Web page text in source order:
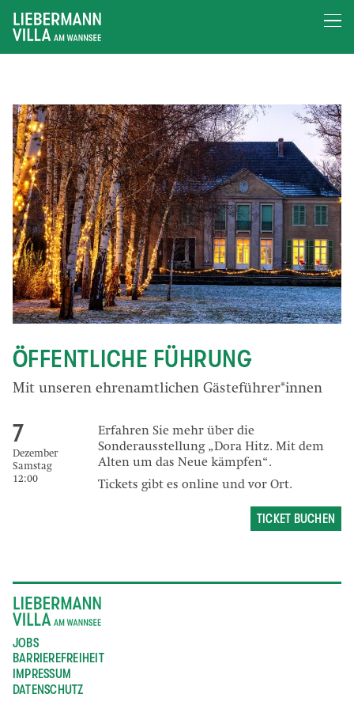
ÖFFENTLICHE FÜHRUNG
Mit unseren ehrenamtlichen Gästeführer*innen
Erfahren Sie mehr über die
Sonderausstellung „Dora Hitz. Mit dem
Alten um das Neue kämpfen“.
Tickets gibt es online und vor Ort.
7
Dezember
Samstag
12:00
TICKET BUCHEN
JOBS
BARRIEREFREIHEIT
IMPRESSUM
DATENSCHUTZ